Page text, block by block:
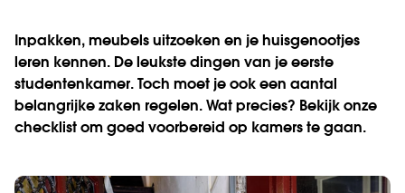
Inpakken, meubels uitzoeken en je huisgenootjes
leren kennen. De leukste dingen van je eerste
studentenkamer. Toch moet je ook een aantal
belangrijke zaken regelen. Wat precies? Bekijk onze
checklist om goed voorbereid op kamers te gaan.